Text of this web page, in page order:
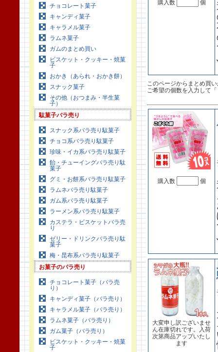
チョコレート菓子
キャンディ菓子
キャラメル菓子
ラムネ菓子
ガムのまとめ買い
ビスケット・クッキー・焼菓
子
おかき（あられ・おかき餅）
スナック菓子
その他（おつまみ・半生菓
子）
駄菓子バラ売り
スナック系バラ売り駄菓子
チョコ系バラ売り駄菓子
珍味・イカ系バラ売り駄菓子
飴・チューイングバラ売り駄
菓子
グミ・お餅系バラ売り駄菓子
ラムネバラ売り駄菓子
ガム系バラ売り駄菓子
ラーメン系バラ売り駄菓子
カステラ・ビスケットバラ売
り
ゼリー・ドリンクバラ売り駄
菓子
梅・昆布系バラ売り駄菓子
お菓子のバラ売り
チョコレート菓子（バラ売
り）
キャンディ菓子（バラ売り）
キャラメル菓子（バラ売り）
ラムネ菓子（バラ売り）
ガム菓子（バラ売り）
ビスケット・クッキー・焼菓
子
購入数 個
このページからまとめ買
ご希望の個数を入力して
購入数 個
大変申し訳ございませ
ん在庫切れです。入荷
次第商品アップいたし
ます